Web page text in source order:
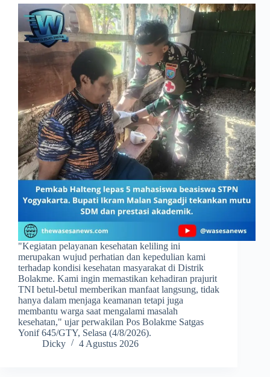
​"Kegiatan pelayanan kesehatan keliling ini
merupakan wujud perhatian dan kepedulian kami
terhadap kondisi kesehatan masyarakat di Distrik
Bolakme. Kami ingin memastikan kehadiran prajurit
TNI betul-betul memberikan manfaat langsung, tidak
hanya dalam menjaga keamanan tetapi juga
membantu warga saat mengalami masalah
kesehatan," ujar perwakilan Pos Bolakme Satgas
Yonif 645/GTY, Selasa (4/8/2026).
Dicky
4 Agustus 2026